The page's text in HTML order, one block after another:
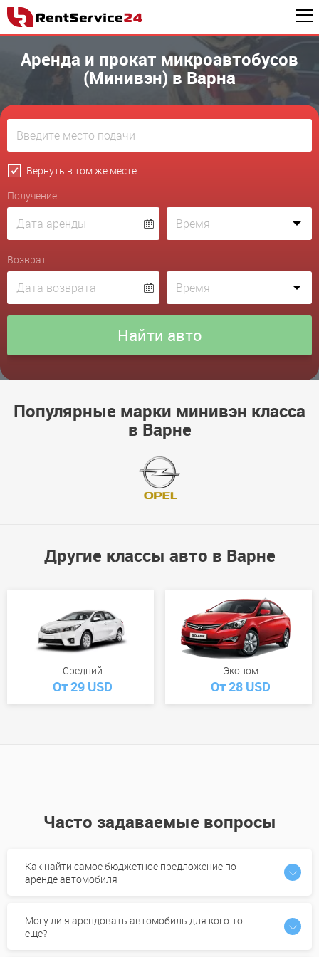
Аренда и прокат микроавтобусов
(Минивэн) в Варна
Вернуть в том же месте
Получение
Возврат
Популярные марки минивэн класса
в Варне
Другие классы авто в Варне
Средний
От 29 USD
Эконом
От 28 USD
Часто задаваемые вопросы
Как найти самое бюджетное предложение по
аренде автомобиля
Могу ли я арендовать автомобиль для кого-то
еще?